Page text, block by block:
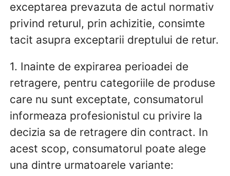
exceptarea prevazuta de actul normativ
privind returul, prin achizitie, consimte
tacit asupra exceptarii dreptului de retur.
1. Inainte de expirarea perioadei de
retragere, pentru categoriile de produse
care nu sunt exceptate, consumatorul
informeaza profesionistul cu privire la
decizia sa de retragere din contract. In
acest scop, consumatorul poate alege
una dintre urmatoarele variante: